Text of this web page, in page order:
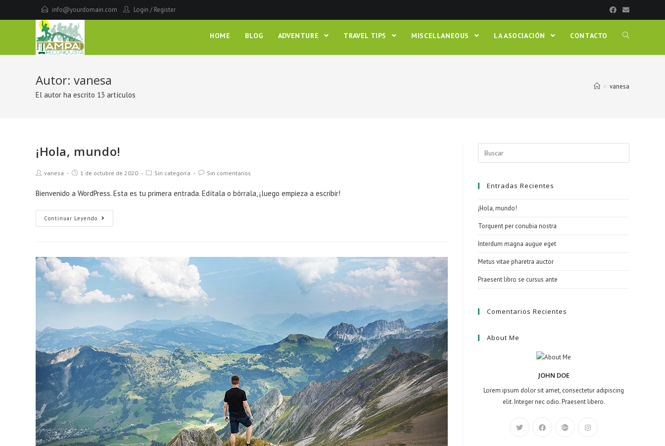
al
info@yourdomain.com Login / Register
HOME BLOG ADVENTURE TRAVEL TIPS MISCELLANEOUS LA ASOCIACIÓN CONTACTO
Autor: vanesa
El autor ha escrito 13 artículos
> vanesa
¡Hola, mundo!
Autor
la
vanesa
Publicación
la
1 de octubre de 2020
Categoría
la
entrada:
Sin categoría
Comentarios
la
Sin comentarios
Bienvenido a WordPress. Esta es tu primera entrada. Edítala o bórrala, ¡luego empieza a escribir!
Continuar Leyendo
mundo!
Buscar:
Entradas Recientes
¡Hola, mundo!
Torquent per conubia nostra
Interdum magna augue eget
Metus vitae pharetra auctor
Praesent libro se cursus ante
Comentarios Recientes
About Me
JOHN DOE
Lorem ipsum dolor sit amet, consectetur adipiscing
elit. Integer nec odio. Praesent libero.